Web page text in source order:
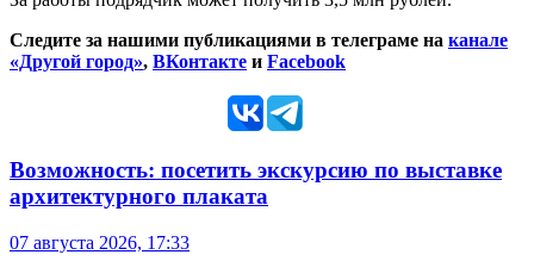
Следите за нашими публикациями в телеграме на канале
«Другой город», ВКонтакте и Facebook
Возможность: посетить экскурсию по выставке
архитектурного плаката
07 августа 2026, 17:33